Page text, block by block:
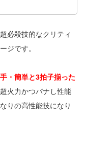
必殺技的なクリティ
ジです。
・簡単と3拍子揃った
火力かつパナし性能
りの高性能技になり